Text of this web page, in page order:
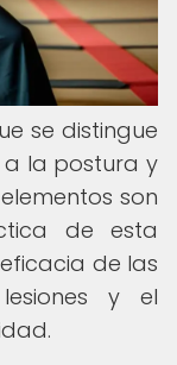
se distingue
la postura y
son
de esta
de las
y el